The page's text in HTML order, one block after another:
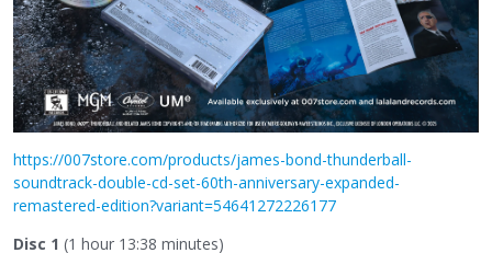
https://007store.com/products/james-bond-thunderball-
soundtrack-double-cd-set-60th-anniversary-expanded-
remastered-edition?variant=54641272226177
Disc 1 (1 hour 13:38 minutes)